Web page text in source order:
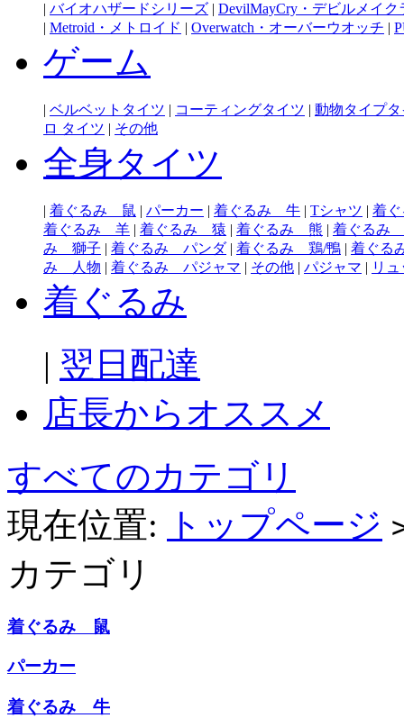
| バイオハザードシリーズ | DevilMayCry・デビルメイク
| Metroid・メトロイド | Overwatch・オーバーウオッチ |
ゲーム
| ベルベットタイツ | コーティングタイツ | 動物タイプ
ロ タイツ | その他
全身タイツ
| 着ぐるみ 鼠 | パーカー | 着ぐるみ 牛 | Tシャツ | 着
着ぐるみ 羊 | 着ぐるみ 猿 | 着ぐるみ 熊 | 着ぐるみ
み 獅子 | 着ぐるみ パンダ | 着ぐるみ 鶏/鴨 | 着ぐる
み 人物 | 着ぐるみ パジャマ | その他 | パジャマ | リ
着ぐるみ
| 翌日配達
店長からオススメ
すべてのカテゴリ
現在位置:
トップページ
カテゴリ
着ぐるみ 鼠
パーカー
着ぐるみ 牛